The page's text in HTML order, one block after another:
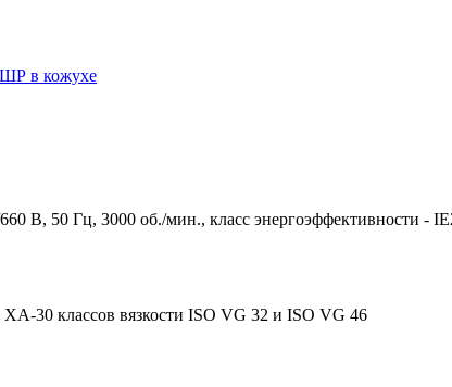
В, 50 Гц, 3000 об./мин., класс энергоэффективности -
30 классов вязкости ISO VG 32 и ISO VG 46